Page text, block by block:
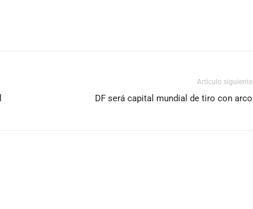
Artículo siguiente
DF será capital mundial de tiro con arco